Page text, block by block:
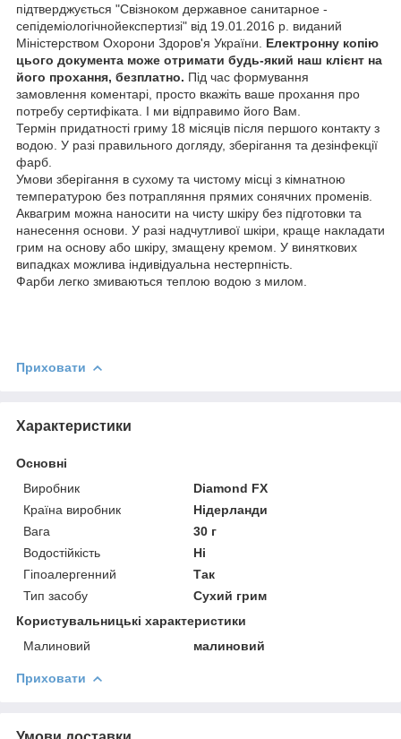
підтверджується "Свiзноком державное санитарное -
сепідемiологiчнойекспертизi" від 19.01.2016 р. виданий
Міністерством Охорони Здоров'я України. Електронну копію
цього документа може отримати будь-який наш клієнт на
його прохання, безплатно. Під час формування
замовлення коментарі, просто вкажіть ваше прохання про
потребу сертифіката. І ми відправимо його Вам.
Термін придатності гриму 18 місяців після першого контакту з
водою. У разі правильного догляду, зберігання та дезінфекції
фарб.
Умови зберігання в сухому та чистому місці з кімнатною
температурою без потрапляння прямих сонячних променів.
Аквагрим можна наносити на чисту шкіру без підготовки та
нанесення основи. У разі надчутливої шкіри, краще накладати
грим на основу або шкіру, змащену кремом. У виняткових
випадках можлива індивідуальна нестерпність.
Фарби легко змиваються теплою водою з милом.
Приховати
Характеристики
Основні
Виробник
Diamond FХ
Країна виробник
Нідерланди
Вага
30 г
Водостійкість
Ні
Гіпоалергенний
Так
Тип засобу
Сухий грим
Користувальницькі характеристики
Малиновий
малиновий
Приховати